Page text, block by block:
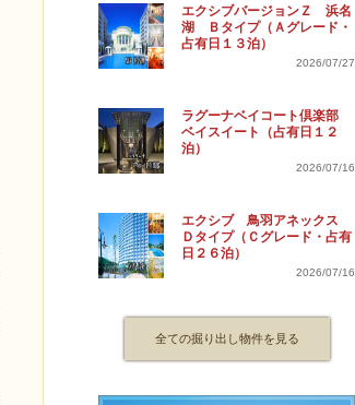
エクシブバージョンＺ 浜名
湖 Ｂタイプ（Ａグレード・
占有日１３泊）
2026/07/27
ラグーナベイコート倶楽部
ベイスイート（占有日１２
泊）
2026/07/16
エクシブ 鳥羽アネックス
Ｄタイプ（Ｃグレード・占有
日２６泊）
2026/07/16
全ての掘り出し物件を見る